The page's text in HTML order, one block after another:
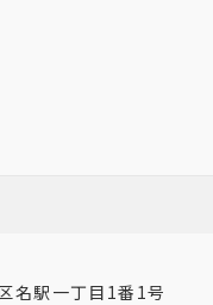
名駅一丁目1番1号